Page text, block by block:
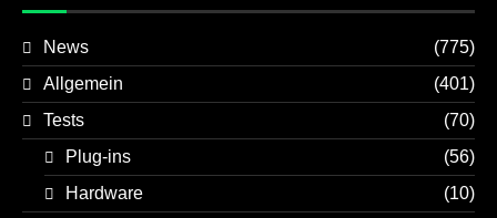
News
(775)
Allgemein
(401)
Tests
(70)
Plug-ins
(56)
Hardware
(10)